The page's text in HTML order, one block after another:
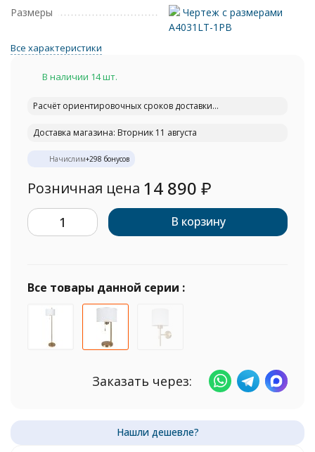
Размеры
Чертеж с размерами
A4031LT-1PB
Все характеристики
В наличии 14 шт.
Расчёт ориентировочных сроков доставки...
Доставка магазина: Вторник 11 августа
Начислим+298 бонусов
Розничная цена 14 890 ₽
В корзину
Все товары данной серии :
Заказать через: